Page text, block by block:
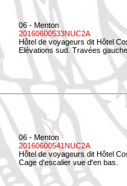
06 - Menton
20160600533NUC2A
Hôtel de voyageurs dit Hôtel
Elévations sud. Travées
06 - Menton
20160600541NUC2A
Hôtel de voyageurs dit Hôtel
Cage d'escalier vue d'en bas.